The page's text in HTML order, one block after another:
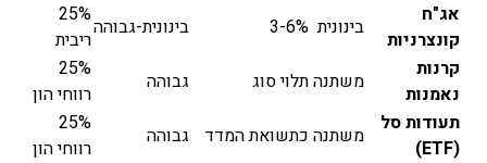
אג"ח
קונצרניות
בינונית 3-6% בינונית-גבוהה25%
ריבית
קרנות
נאמנות
משתנהתלוי סוג גבוהה
25%
רווחי הון
תעודות סל
(ETF)
משתנה כתשואת המדד גבוהה
25%
רווחי הון